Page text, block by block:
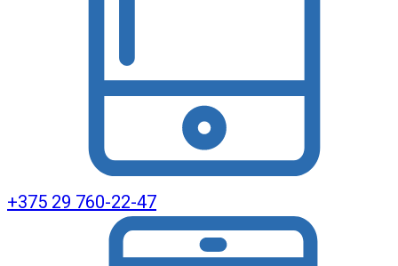
+375 29 760-22-47